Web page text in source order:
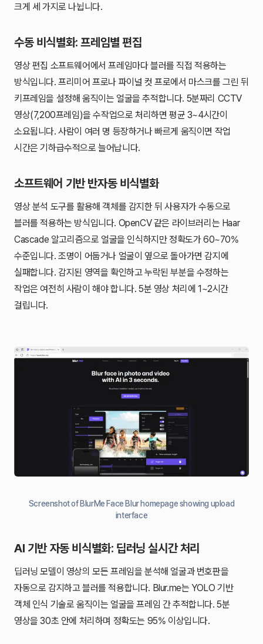
크게 세 가지로 나뉩니다.
수동 비식별화: 프레임별 편집
영상 편집 소프트웨어에서 프레임마다 블러를 직접 적용하는
방식입니다. 프리미어 프로나 파이널 컷 프로에서 마스크를 그린 뒤
키프레임을 설정해 움직이는 얼굴을 추적합니다. 5분짜리 CCTV
영상(7,200프레임)을 수작업으로 처리하면 평균 3~4시간이
소요됩니다. 사람이 여러 명 등장하거나 빠르게 움직이면 작업
시간은 기하급수적으로 늘어납니다.
소프트웨어 기반 반자동 비식별화
영상 분석 도구를 활용해 객체를 감지한 뒤 사용자가 수동으로
블러를 적용하는 방식입니다. OpenCV 같은 라이브러리는 Haar
Cascade 알고리즘으로 얼굴을 인식하지만 정확도가 60~70%
수준입니다. 조명이 어둡거나 얼굴이 옆으로 돌아가면 감지에
실패합니다. 감지된 영역을 확인하고 누락된 부분을 수정하는
작업은 여전히 사람이 해야 합니다. 5분 영상 처리에 1~2시간
걸립니다.
Screenshot of BlurMe Face Blur homepage showing upload
interface
AI 기반 자동 비식별화: 딥러닝 실시간 처리
딥러닝 모델이 영상의 모든 프레임을 분석해 얼굴과 번호판을
자동으로 감지하고 블러를 적용합니다. Blur.me는 YOLO 기반
객체 인식 기술로 움직이는 얼굴을 프레임 간 추적합니다. 5분
영상을 30초 안에 처리하며 정확도는 95% 이상입니다.